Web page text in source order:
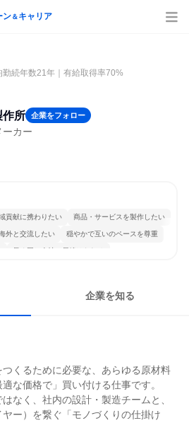
ン＆キャリア
続年数21年｜有給取得率70%
作所 企業をフォロー
ーカー
貢献に携わりたい 商品・サービスを製作したい
外と交流したい 穏やかで互いのペースを尊重
長く同じ会社に居続けられる
企業を知る
くるために必要な、あらゆる原材料
な価格で」買い付ける仕事です。
なく、社内の設計・製造チームと、
ー）を繋ぐ「モノづくりの仕掛け